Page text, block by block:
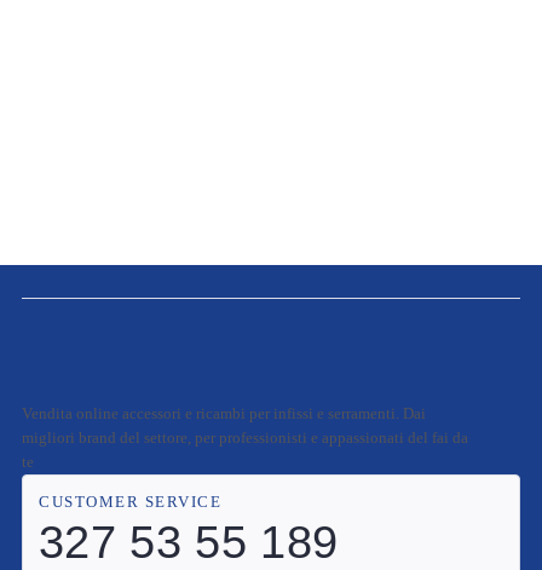
Vendita online accessori e ricambi per infissi e serramenti. Dai
migliori brand del settore, per professionisti e appassionati del fai da
te
CUSTOMER SERVICE
327 53 55 189